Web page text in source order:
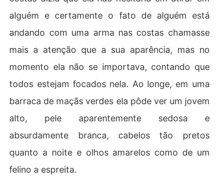
alguém e certamente o fato de alguém está
andando com uma arma nas costas chamasse
mais a atenção que a sua aparência, mas no
momento ela não se importava, contando que
todos estejam focados nela. Ao longe, em uma
barraca de maçãs verdes ela pôde ver um jovem
alto, pele aparentemente sedosa e
absurdamente branca, cabelos tão pretos
quanto a noite e olhos amarelos como de um
felino a espreita.